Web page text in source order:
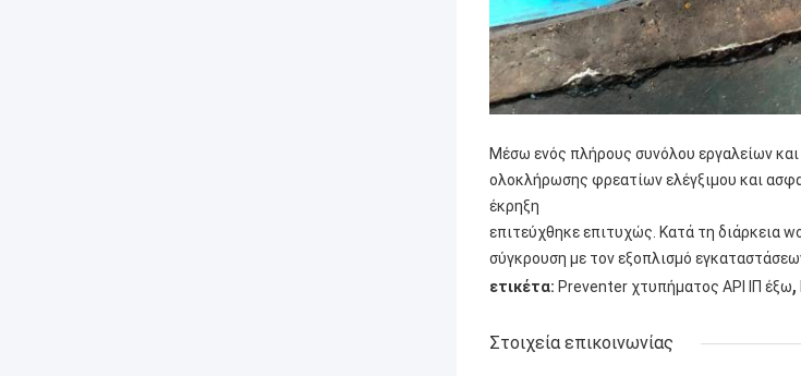
Μέσω ενός πλήρους συνόλου εργαλείων και
ολοκλήρωσης φρεατίων ελέγξιμου και
έκρηξη
επιτεύχθηκε επιτυχώς. Κατά τη διάρκεια
σύγκρουση με τον εξοπλισμό
ετικέτα: Preventer χτυπήματος API ΙΠ έξω,
Στοιχεία επικοινωνίας